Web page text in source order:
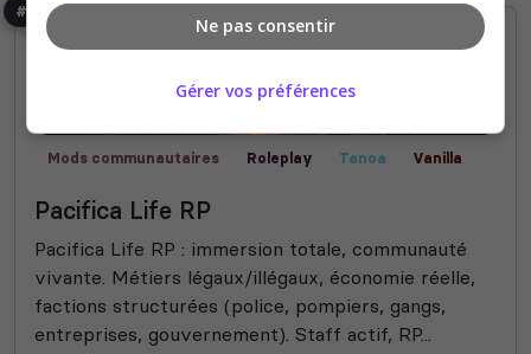
#9
Mods communautaires Roleplay Tanoa
Vanilla
Pacifica Life RP
Pacifica Life RP : immersion totale, communauté
vivante. Métiers légaux/illégaux, économie réelle,
factions structurées (police, pompiers, gangs,
entreprises, gouvernement). Staff actif, RP...
Ne pas consentir
Gérer vos préférences